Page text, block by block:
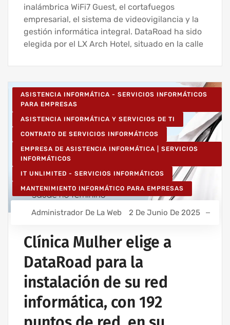
inalámbrica WiFi7 Guest, el cortafuegos
empresarial, el sistema de videovigilancia y la
gestión informática integral. DataRoad ha sido
elegida por el LX Arch Hotel, situado en la calle
ASISTENCIA INFORMÁTICA - SERVICIOS INFORMÁTICOS
PARA EMPRESAS
ASISTENCIA INFORMÁTICA Y SERVICIOS DE TI
CONTRATO DE SERVICIOS INFORMÁTICOS
EMPRESA DE ASISTENCIA INFORMÁTICA | SERVICIOS
INFORMÁTICOS
IT UNLIMITED - SERVICIOS INFORMÁTICOS
MANTENIMIENTO INFORMÁTICO PARA EMPRESAS
Administrador De La Web 2 De Junio De 2025
Clínica Mulher elige a
DataRoad para la
instalación de su red
informática, con 192